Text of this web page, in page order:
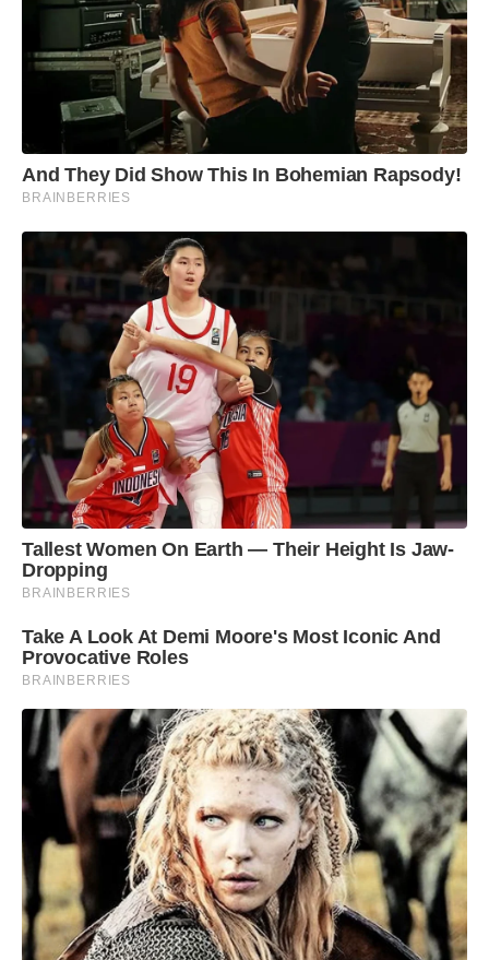
da Prefeitura. Todo cuidado é pouco. Quando o
assunto é dinheiro e dados pessoais, a melhor
prevenção continua sendo a informação.
And They Did Show This In Bohemian Rapsody!
BRAINBERRIES
Tallest Women On Earth — Their Height Is Jaw-
Dropping
BRAINBERRIES
Take A Look At Demi Moore's Most Iconic And
Provocative Roles
BRAINBERRIES